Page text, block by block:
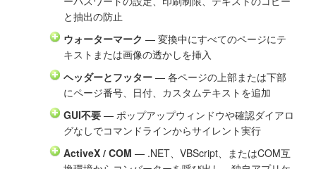
と抽出の防止
ウォーターマーク — 変換中にすべてのページにテ
キストまたは画像の透かしを挿入
ヘッダーとフッター — 各ページの上部または下部
にページ番号、日付、カスタムテキストを追加
GUI不要 — ポップアップウィンドウや確認ダイアロ
グなしでコマンドラインからサイレント実行
ActiveX / COM — .NET、VBScript、またはCOM互